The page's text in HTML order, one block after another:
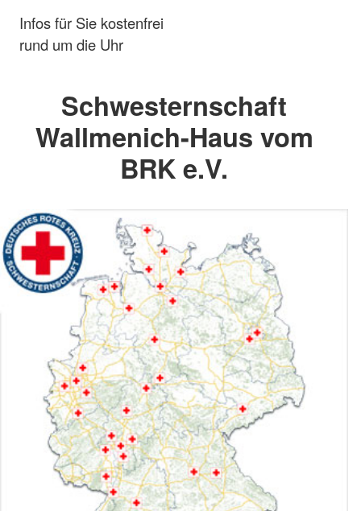
Infos für Sie kostenfrei
rund um die Uhr
Schwesternschaft
Wallmenich-Haus vom
BRK e.V.